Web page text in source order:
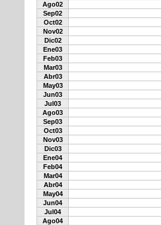
Ago02
Sep02
Oct02
Nov02
Dic02
Ene03
Feb03
Mar03
Abr03
May03
Jun03
Jul03
Ago03
Sep03
Oct03
Nov03
Dic03
Ene04
Feb04
Mar04
Abr04
May04
Jun04
Jul04
Ago04